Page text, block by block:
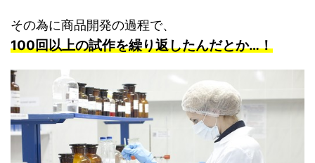
その為に商品開発の過程で、
100回以上の試作を繰り返したんだとか…！